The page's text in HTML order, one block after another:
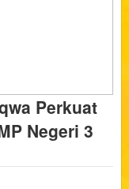
Perkuat
Negeri 3